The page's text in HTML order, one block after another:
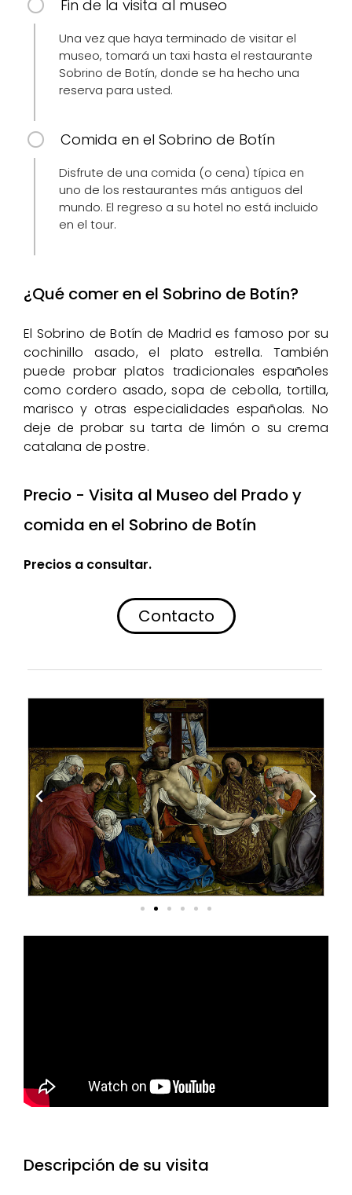
Fin de la visita al museo
Una vez que haya terminado de visitar el
museo, tomará un taxi hasta el restaurante
Sobrino de Botín, donde se ha hecho una
reserva para usted.
Comida en el Sobrino de Botín
Disfrute de una comida (o cena) típica en
uno de los restaurantes más antiguos del
mundo. El regreso a su hotel no está incluido
en el tour.
¿Qué comer en el Sobrino de Botín?
El Sobrino de Botín de Madrid es famoso por su
cochinillo asado, el plato estrella. También
puede probar platos tradicionales españoles
como cordero asado, sopa de cebolla, tortilla,
marisco y otras especialidades españolas. No
deje de probar su tarta de limón o su crema
catalana de postre.
Precio - Visita al Museo del Prado y
comida en el Sobrino de Botín
Precios a consultar.
Contacto
Descripción de su visita